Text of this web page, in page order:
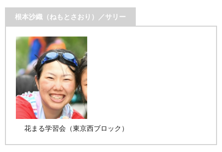
根本沙織（ねもとさおり）／サリー
花まる学習会（東京西ブロック）